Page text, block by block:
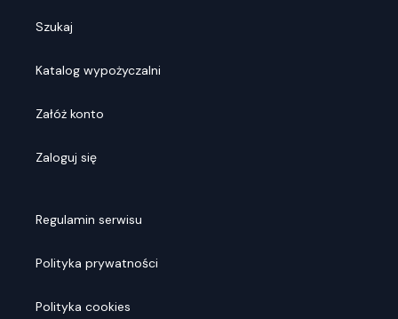
Szukaj
Katalog wypożyczalni
Załóż konto
Zaloguj się
Regulamin serwisu
Polityka prywatności
Polityka cookies